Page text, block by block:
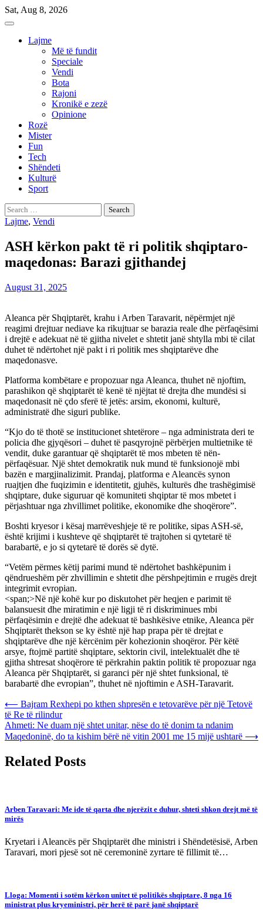
Skip
to
Sat, Aug 8, 2026
Lajme
Më të fundit
Speciale
Vendi
Bota
Rajoni
Kronikë e zezë
Opinione
Rozë
Mister
Fun
Tech
Shëndeti
Kulturë
Sport
Search
for:
Lajme, Vendi
ASH kërkon pakt të ri politik shqiptaro-
maqedonas: Barazi gjithandej
August 31, 2025
Aleanca për Shqiptarët, krahu i Arben Taravarit, nëpërmjet një
reagimi drejtuar nediave ka rikujtuar se barazia reale dhe përfaqësimi
i drejtë e adekuat në të gjitha nivelet e shtetit janë shtylla mbi të cilat
duhet të ndërtohet një pakt i ri politik mes shqiptarëve dhe
maqedonasve.
Platforma kombëtare e propozuar nga Aleanca, thuhet në njoftim,
parashikon që shqiptarët të kenë të njëjtat të drejta dhe mundësi si
maqedonasit në çdo sferë të jetës: arsim, ekonomi, kulturë,
administratë dhe siguri publike.
“Kjo do të thotë se institucionet shtetërore – nga administrata deri te
policia dhe gjyqësori – duhet të pasqyrojnë përbërjen multietnike të
vendit, duke garantuar që shqiptarët të mos mbeten të nën-
përfaqësuar. Një shtet demokratik nuk mund të funksionojë mbi
bazën e margjinalizimit. Prandaj, platforma e Aleancës synon
ruajtjen dhe fuqizimin e identitetit, gjuhës, kulturës dhe trashëgimisë
shqiptare, duke siguruar që komuniteti shqiptar të mos mbetet i
përjashtuar nga zhvillimet politike, ekonomike dhe shoqërore”.
Boshti kryesor i kësaj marrëveshjeje të re politike, sipas ASH-së,
është krijimi i kushteve që shqiptarët të trajtohen si qytetarë të
barabartë, e jo si qytetarë të dorës së dytë.
“Vetëm përmes këtij parimi mund të ndërtohet bashkëpunim i
qëndrueshëm për zhvillimin e shtetit dhe përshpejtimin e rrugës drejt
integrimit evropian.
<span;>Në një kohë kur po diskutohet për heqjen e parimit të
balansuesit dhe miratimin e një ligji të ri diskriminues mbi
përfaqësimin e drejtë dhe adekuat të bashkësive etnike, Aleanca për
Shqiptarët thekson se ky është një hap prapa për të drejtat e
shqiptarëve dhe një kërcënim për kohezionin shoqëror. Për këtë
arsye, ftojmë partitë shqiptare, sektorin civil, intelektualët dhe të
gjitha shtresat shoqërore të përkrahin paktin politik të propozuar nga
Aleanca për Shqiptarët, si garanci për një shtet funksional, të
barabartë dhe evropian”, thuhet në njoftimin e ASH-Taravarit.
Post
navigation
⟵ Bajram Rexhepi po kthen shpresën e tetovarëve për një Tetovë
të Re të rilindur
Ahmeti: Ne duam një shtet unitar, nëse do të donim ta ndanim
Maqedoninë, do ta kishim bërë në vitin 2001 me 15 mijë ushtarë ⟶
Related Posts
Arben Taravari: Me ide të qarta dhe njerëzit e duhur, shteti shkon drejt më të
mirës
Kryetari i Aleancës për Shqiptarët dhe ministri i Shëndetësisë, Arben
Taravari, mori pjesë sot në ceremoninë zyrtare të fillimit të…
Lloga: Momenti i sotëm kërkon unitet të politikës shqiptare, 8 nga 16
ministrat plus kryeministri, për herë të parë janë shqiptarë